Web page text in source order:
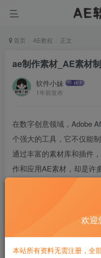
首页 AE教程 正文
ae制作素材_AE素材
软件小妹
1年前发布
在数字创意领域，Adobe
个强大的工具，它不仅能
通过丰富的素材库和插件
作和应用AE素材，却是许
战。本文将带你深入探索
基础到高级，从理论到实
技巧，让你的作品更加出彩
欢迎
本站所有资料无需注册，全